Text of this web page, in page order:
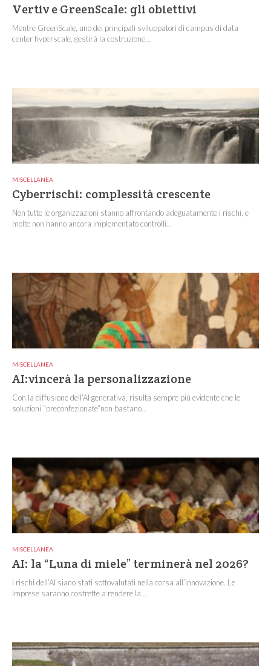
Vertiv e GreenScale: gli obiettivi
Mentre GreenScale, uno dei principali sviluppatori di campus di data
center hyperscale, gestirà la costruzione...
MISCELLANEA
Cyberrischi: complessità crescente
Non tutte le organizzazioni stanno affrontando adeguatamente i rischi, e
molte non hanno ancora implementato controlli...
MISCELLANEA
AI:vincerà la personalizzazione
Con la diffusione dell’AI generativa, risulta sempre più evidente che le
soluzioni “preconfezionate”non bastano...
MISCELLANEA
AI: la “Luna di miele” terminerà nel 2026?
I rischi dell’AI siano stati sottovalutati nella corsa all’innovazione. Le
imprese saranno costrette a rendere la...